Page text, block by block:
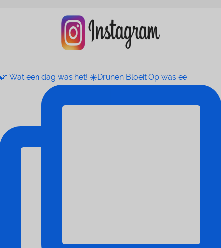
🌿 Wat een dag was het! ☀️Drunen Bloeit Op was ee